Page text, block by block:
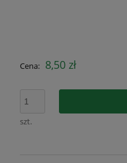
Cena: 8,50 zł
szt.